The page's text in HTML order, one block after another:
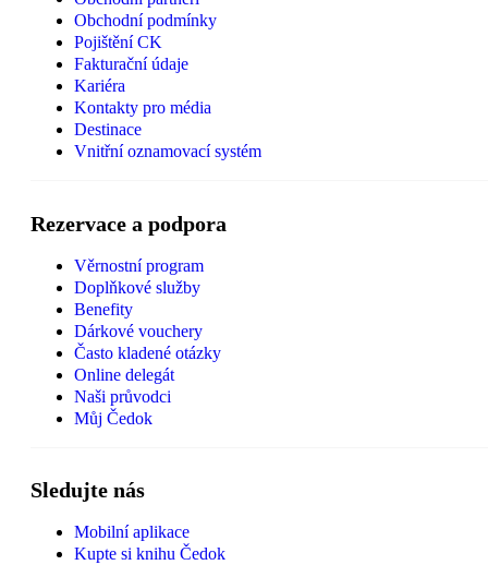
Obchodní podmínky
Pojištění CK
Fakturační údaje
Kariéra
Kontakty pro média
Destinace
Vnitřní oznamovací systém
Rezervace a podpora
Věrnostní program
Doplňkové služby
Benefity
Dárkové vouchery
Často kladené otázky
Online delegát
Naši průvodci
Můj Čedok
Sledujte nás
Mobilní aplikace
Kupte si knihu Čedok